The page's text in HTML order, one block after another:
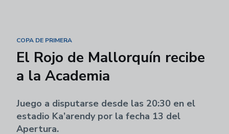
COPA DE PRIMERA
El Rojo de Mallorquín recibe
a la Academia
Juego a disputarse desde las 20:30 en el
estadio Ka’arendy por la fecha 13 del
Apertura.